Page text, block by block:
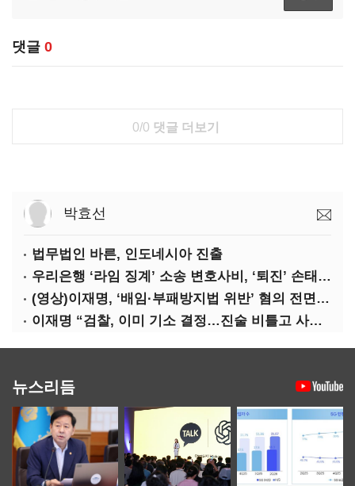
댓글 0
0/0 댓글 더보기
박효선
법무법인 바른, 인도네시아 진출
우리은행 ‘라임 징계’ 소송 변호사비, ‘퇴진’ 손태승 회장 개인이 납부하나
(영상)이재명, ‘배임·부패방지법 위반’ 혐의 전면 반박(종합)
이재명 “검찰, 이미 기소 결정…진술 비틀고 사건 조작에 악용”
뉴스리듬